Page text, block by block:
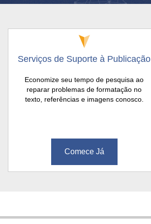
Serviços de Suporte à Publicação
Economize seu tempo de pesquisa ao
reparar problemas de formatação no
texto, referências e imagens conosco.
Comece Já